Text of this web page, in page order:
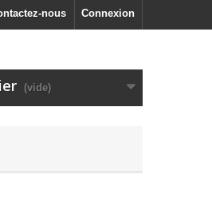
Connexion
nous
(vide)